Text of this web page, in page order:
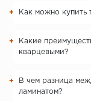
Как можно купить
Какие
кварцевыми?
В чем разница
ламинатом?